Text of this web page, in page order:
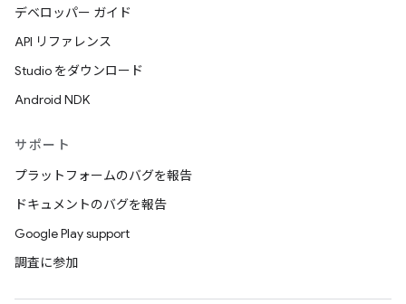
デベロッパー ガイド
API リファレンス
Studio をダウンロード
Android NDK
サポート
プラットフォームのバグを報告
ドキュメントのバグを報告
Google Play support
調査に参加